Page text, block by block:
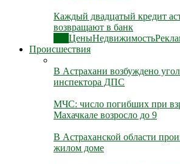
Каждый двадцатый кредит
возвращают в банк
ЦеныНедвижимость
Происшествия
В Астрахани возбуждено
инспектора ДПС
МЧС: число погибших при
Махачкале возросло до 9
В Астраханской области
жилом доме